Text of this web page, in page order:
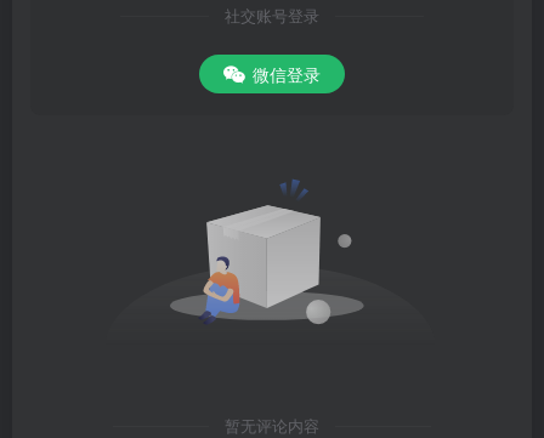
社交账号登录
微信登录
暂无评论内容